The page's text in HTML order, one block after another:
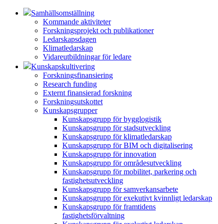
Samhällsomställning
Kommande aktiviteter
Forskningsprojekt och publikationer
Ledarskapsdagen
Klimatledarskap
Vidareutbildningar för ledare
Kunskapskultivering
Forskningsfinansiering
Research funding
Externt finansierad forskning
Forskningsutskottet
Kunskapsgrupper
Kunskapsgrupp för bygglogistik
Kunskapsgrupp för stadsutveckling
Kunskapsgrupp för klimatledarskap
Kunskapsgrupp för BIM och digitalisering
Kunskapsgrupp för innovation
Kunskapsgrupp för områdesutveckling
Kunskapsgrupp för mobilitet, parkering och
fastighetsutveckling
Kunskapsgrupp för samverkansarbete
Kunskapsgrupp för exekutivt kvinnligt ledarskap
Kunskapsgrupp för framtidens
fastighetsförvaltning